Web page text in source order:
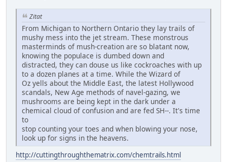
Zitat
From Michigan to Northern Ontario they lay trails of
mushy mess into the jet stream. These monstrous
masterminds of mush-creation are so blatant now,
knowing the populace is dumbed down and
distracted, they can douse us like cockroaches with up
to a dozen planes at a time. While the Wizard of
Oz yells about the Middle East, the latest Hollywood
scandals, New Age methods of navel-gazing, we
mushrooms are being kept in the dark under a
chemical cloud of confusion and are fed SH--. It's time
to
stop counting your toes and when blowing your nose,
look up for signs in the heavens.
http://cuttingthroughthematrix.com/chemtrails.html